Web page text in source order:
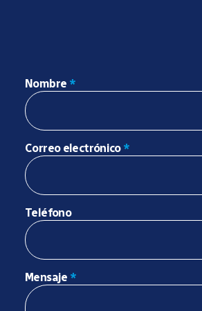
Nombre *
Correo electrónico *
Teléfono
Mensaje *